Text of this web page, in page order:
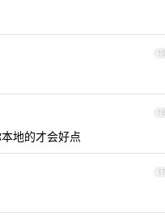
15
16
地的才会好点
17